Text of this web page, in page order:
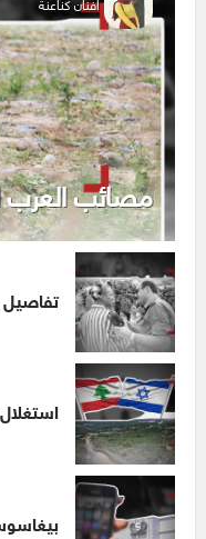
مصائب العرب
تفاصيل
استغلال